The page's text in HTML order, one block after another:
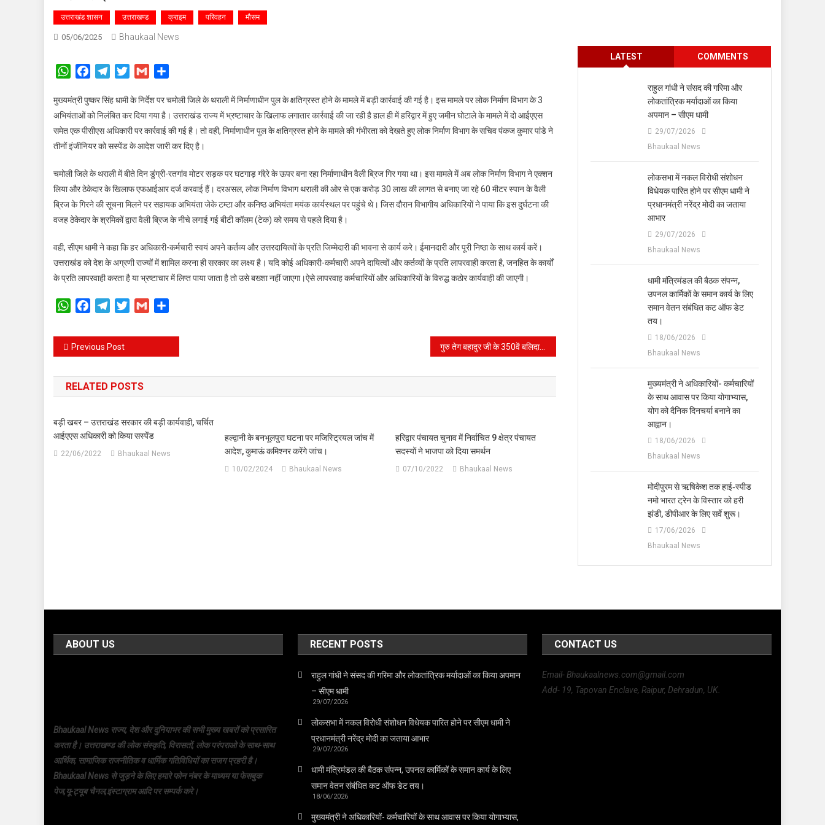
उत्तराखंड शासन उत्तराखण्ड क्राइम परिवहन मौसम
05/06/2025 Bhaukaal News
WhatsAppFacebookTelegramTwitterGmail
मुख्यमंत्री पुष्कर सिंह धामी के निर्देश पर चमोली जिले के थराली में निर्माणाधीन पुल के क्षतिग्रस्त होने के मामले में बड़ी कार्रवाई की गई है। इस मामले पर लोक निर्माण विभाग के 3
अभियंताओं को निलंबित कर दिया गया है। उत्तराखंड राज्य में भ्रष्टाचार के खिलाफ लगातार कार्रवाई की जा रही है हाल ही में हरिद्वार में हुए जमीन घोटाले के मामले में दो आईएएस
समेत एक पीसीएस अधिकारी पर कार्रवाई की गई है। तो वही, निर्माणाधीन पुल के क्षतिग्रस्त होने के मामले की गंभीरता को देखते हुए लोक निर्माण विभाग के सचिव पंकज कुमार पांडे ने
तीनों इंजीनियर को सस्पेंड के आदेश जारी कर दिए है।
चमोली जिले के थराली में बीते दिन डुंग्री-रतगांव मोटर सड़क पर घटगाड़ गंद्देरे के ऊपर बना रहा निर्माणाधीन वैली ब्रिज गिर गया था। इस मामले में अब लोक निर्माण विभाग ने एक्शन
लिया और ठेकेदार के खिलाफ एफआईआर दर्ज करवाई हैं। दरअसल, लोक निर्माण विभाग थराली की ओर से एक करोड़ 30 लाख की लागत से बनाए जा रहे 60 मीटर स्पान के वैली
ब्रिज के गिरने की सूचना मिलने पर सहायक अभियंता जेके टम्टा और कनिष्ठ अभियंता मयंक कार्यस्थल पर पहुंचे थे। जिस दौरान विभागीय अधिकारियों ने पाया कि इस दुर्घटना की
वजह ठेकेदार के श्रमिकों द्वारा वैली ब्रिज के नीचे लगाई गई बीटी कॉलम (टेक) को समय से पहले दिया है।
वही, सीएम धामी ने कहा कि हर अधिकारी-कर्मचारी स्वयं अपने कर्तव्य और उत्तरदायित्वों के प्रति जिम्मेदारी की भावना से कार्य करे। ईमानदारी और पूरी निष्ठा के साथ कार्य करें।
उत्तराखंड को देश के अग्रणी राज्यों में शामिल करना ही सरकार का लक्ष्य है। यदि कोई अधिकारी-कर्मचारी अपने दायित्वों और कर्तव्यों के प्रति लापरवाही करता है, जनहित के कार्यों
के प्रति लापरवाही करता है या भ्रष्टाचार में लिप्त पाया जाता है तो उसे बख्शा नहीं जाएगा।ऐसे लापरवाह कर्मचारियों और अधिकारियों के विरुद्ध कठोर कार्यवाही की जाएगी।
WhatsAppFacebookTelegramTwitterGmail
Post
navigation
Previous Post गुरु तेग बहादुर जी के 350वें बलिदान वर्ष को समर्पित हुआ नाट्य मंचन।
RELATED POSTS
बड़ी खबर – उत्तराखंड सरकार की बड़ी कार्यवाही, चर्चित
आईएएस अधिकारी को किया सस्पेंड
22/06/2022 Bhaukaal News
हल्द्वानी के बनभूलपुरा घटना पर मजिस्ट्रियल जांच में
आदेश, कुमाऊं कमिश्नर करेंगे जांच।
10/02/2024 Bhaukaal News
हरिद्वार पंचायत चुनाव में निर्वाचित 9 क्षेत्र पंचायत
सदस्यों ने भाजपा को दिया समर्थन
07/10/2022 Bhaukaal News
LATEST COMMENTS
राहुल गांधी ने संसद की गरिमा और
लोकतांत्रिक मर्यादाओं का किया
अपमान – सीएम धामी
29/07/2026
Bhaukaal News
लोकसभा में नकल विरोधी संशोधन
विधेयक पारित होने पर सीएम धामी ने
प्रधानमंत्री नरेंद्र मोदी का जताया
आभार
29/07/2026
Bhaukaal News
धामी मंत्रिमंडल की बैठक संपन्न,
उपनल कार्मिकों के समान कार्य के लिए
समान वेतन संबंधित कट ऑफ डेट
तय।
18/06/2026
Bhaukaal News
मुख्यमंत्री ने अधिकारियों- कर्मचारियों
के साथ आवास पर किया योगाभ्यास,
योग को दैनिक दिनचर्या बनाने का
आह्वान।
18/06/2026
Bhaukaal News
मोदीपुरम से ऋषिकेश तक हाई‑स्पीड
नमो भारत ट्रेन के विस्तार को हरी
झंडी, डीपीआर के लिए सर्वे शुरू।
17/06/2026
Bhaukaal News
ABOUT US
Bhaukaal News राज्य, देश और दुनियाभर की सभी मुख्य खबरों को प्रसारित
करता है। उत्तराखण्ड की लोक संस्कृति, विरासतों, लोक परंपराओ के साथ-साथ
आर्थिक, सामाजिक राजनीतिक व धार्मिक गतिविधियों का सजग प्रहरी है।
Bhaukaal News से जुड़ने के लिए हमारे फोन नंबर के माध्यम या फेसबुक
पेज,यू-ट्यूब चैनल,इंस्टाग्राम आदि पर सम्पर्क करे।
RECENT POSTS
राहुल गांधी ने संसद की गरिमा और लोकतांत्रिक मर्यादाओं का किया अपमान
– सीएम धामी
29/07/2026
लोकसभा में नकल विरोधी संशोधन विधेयक पारित होने पर सीएम धामी ने
प्रधानमंत्री नरेंद्र मोदी का जताया आभार
29/07/2026
धामी मंत्रिमंडल की बैठक संपन्न, उपनल कार्मिकों के समान कार्य के लिए
समान वेतन संबंधित कट ऑफ डेट तय।
18/06/2026
मुख्यमंत्री ने अधिकारियों- कर्मचारियों के साथ आवास पर किया योगाभ्यास,
CONTACT US
Email- Bhaukaalnews.com@gmail.com
Add- 19, Tapovan Enclave, Raipur, Dehradun, UK.